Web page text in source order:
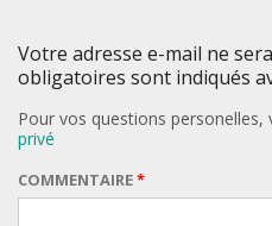
Votre adresse e-mail ne
obligatoires sont indiqués
Pour vos questions
privé
COMMENTAIRE*